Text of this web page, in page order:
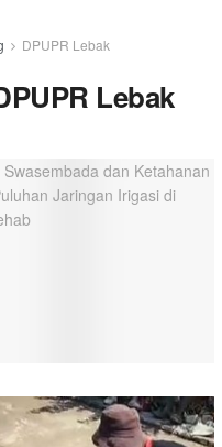
DPUPR Lebak
Lebak